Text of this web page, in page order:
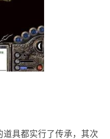
具都实行了传承，其次